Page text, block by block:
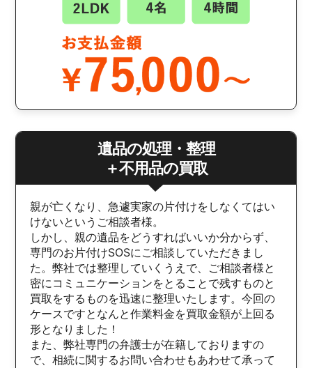
遺品の処理・整理
＋不用品の買取
親が亡くなり、急遽実家の片付けをしなくてはい
けないというご相談者様。
しかし、親の遺品をどうすればいいか分からず、
専門のお片付けSOSにご相談していただきまし
た。弊社では整理していくうえで、ご相談者様と
密にコミュニケーションをとることで残すものと
買取をするものを迅速に整理いたします。今回の
ケースですとなんと作業料金を買取金額が上回る
形となりました！
また、弊社専門の弁護士が在籍しておりますの
で、相続に関するお問い合わせもあわせて承って